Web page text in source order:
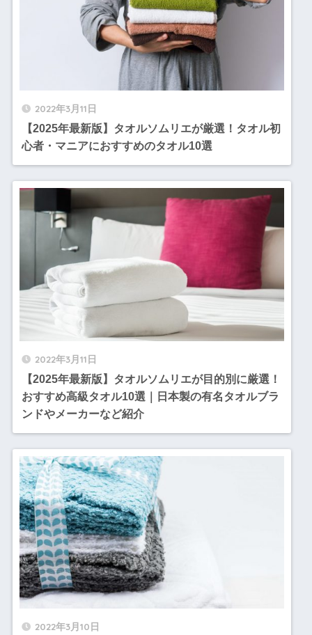
2022年3月11日
【2025年最新版】タオルソムリエが厳選！タオル初
心者・マニアにおすすめのタオル10選
2022年3月11日
【2025年最新版】タオルソムリエが目的別に厳選！
おすすめ高級タオル10選｜日本製の有名タオルブラ
ンドやメーカーなど紹介
2022年3月10日